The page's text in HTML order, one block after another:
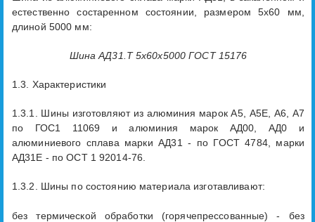
естественно состаренном состоянии, размером 5х60 мм,
длиной 5000 мм:
Шина АД31.Т 5х60х5000 ГОСТ 15176
1.3. Характеристики
1.3.1. Шины изготовляют из алюминия марок А5, А5Е, А6, А7
по ГОС1 11069 и алюминия марок АД00, АД0 и
алюминиевого сплава марки АД31 - по ГОСТ 4784, марки
АД31Е - по ОСТ 1 92014-76.
1.3.2. Шины по состоянию материала изготавливают:
без термической обработки (горячепрессованные) - без